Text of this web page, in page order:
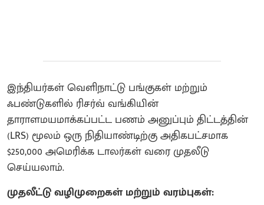
இந்தியர்கள் வெளிநாட்டு பங்குகள் மற்றும்
ஃபண்டுகளில் ரிசர்வ் வங்கியின்
தாராளமயமாக்கப்பட்ட பணம் அனுப்பும் திட்டத்தின்
(LRS) மூலம் ஒரு நிதியாண்டிற்கு அதிகபட்சமாக
$250,000 அமெரிக்க டாலர்கள் வரை முதலீடு
செய்யலாம்.
முதலீட்டு வழிமுறைகள் மற்றும் வரம்புகள்: